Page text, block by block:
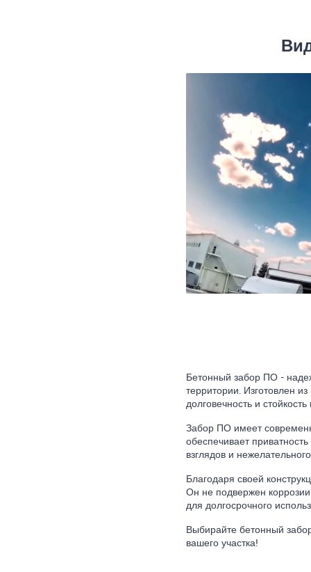
Бетонный забор ПО -
территории. Изготовлен
долговечность и
Забор ПО имеет
обеспечивает
взглядов и
Благодаря своей
Он не подвержен
для долгосрочного
Выбирайте бетонный
вашего участка!